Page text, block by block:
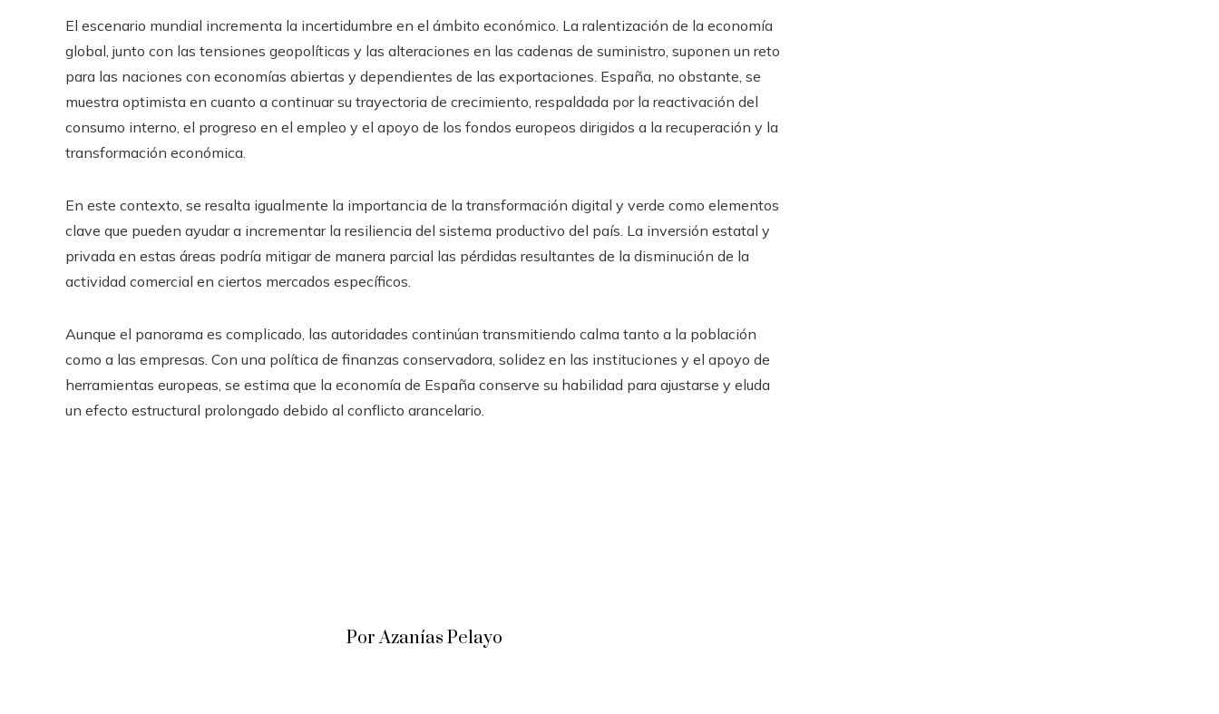
El escenario mundial incrementa la incertidumbre en el ámbito económico. La ralentización de la economía
global, junto con las tensiones geopolíticas y las alteraciones en las cadenas de suministro, suponen un reto
para las naciones con economías abiertas y dependientes de las exportaciones. España, no obstante, se
muestra optimista en cuanto a continuar su trayectoria de crecimiento, respaldada por la reactivación del
consumo interno, el progreso en el empleo y el apoyo de los fondos europeos dirigidos a la recuperación y la
transformación económica.
En este contexto, se resalta igualmente la importancia de la transformación digital y verde como elementos
clave que pueden ayudar a incrementar la resiliencia del sistema productivo del país. La inversión estatal y
privada en estas áreas podría mitigar de manera parcial las pérdidas resultantes de la disminución de la
actividad comercial en ciertos mercados específicos.
Aunque el panorama es complicado, las autoridades continúan transmitiendo calma tanto a la población
como a las empresas. Con una política de finanzas conservadora, solidez en las instituciones y el apoyo de
herramientas europeas, se estima que la economía de España conserve su habilidad para ajustarse y eluda
un efecto estructural prolongado debido al conflicto arancelario.
Por Azanías Pelayo